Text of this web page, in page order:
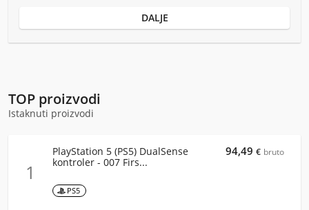
DALJE
TOP proizvodi
Istaknuti proizvodi
1
PlayStation 5 (PS5) DualSense
kontroler - 007 Firs...
PS5
94,49 € bruto